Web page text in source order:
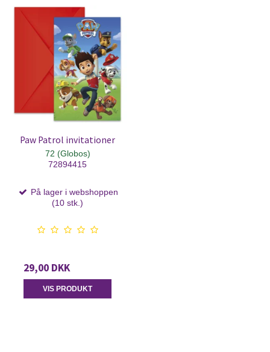
Paw Patrol invitationer
72 (Globos)
72894415
På lager i webshoppen
(10 stk.)
29,00 DKK
VIS PRODUKT